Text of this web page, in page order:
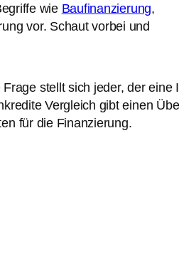
wie Baufinanzierung,
vor. Schaut vorbei und
Frage stellt sich jeder, der
Vergleich gibt einen
für die Finanzierung.